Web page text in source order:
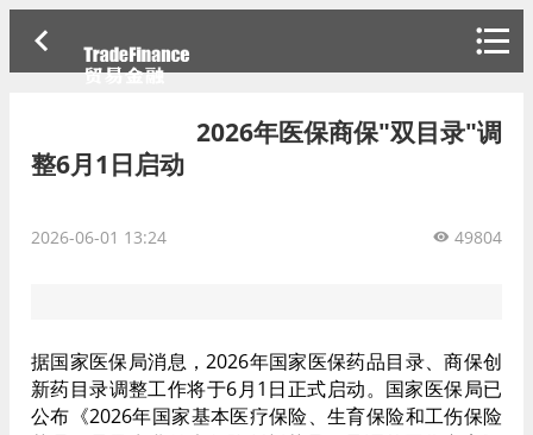
2026年医保商保"双目录"调
整6月1日启动
2026-06-01 13:24 49804
据国家医保局消息，2026年国家医保药品目录、商保创
新药目录调整工作将于6月1日正式启动。国家医保局已
公布《2026年国家基本医疗保险、生育保险和工伤保险